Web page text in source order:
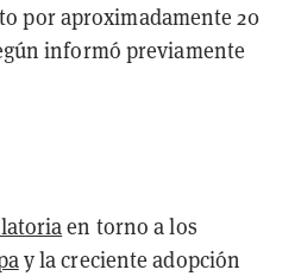
por aproximadamente 20
informó previamente
en torno a los
y la creciente adopción